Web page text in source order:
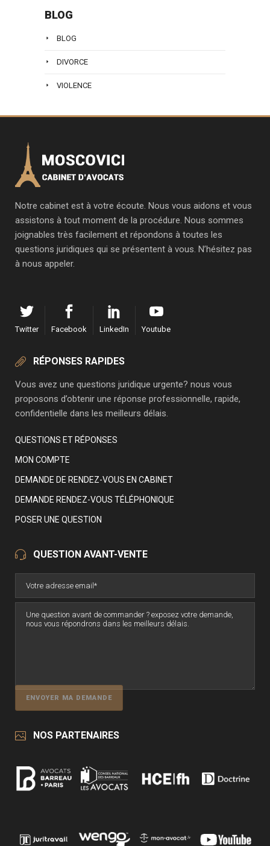
BLOG
BLOG
DIVORCE
VIOLENCE
Notre cabinet est à votre écoute. Nous vous aidons et vous
assistons à tout moment de la procédure. Nous sommes
joignables très facilement et répondons à toutes les
questions juridiques qui se présentent à vous. N’hésitez pas
à nous appeler.
Twitter Facebook LinkedIn Youtube
RÉPONSES RAPIDES
Vous avez une questions juridique urgente? nous vous
proposons d’obtenir une réponse professionnelle, rapide,
confidentielle dans les meilleurs délais.
QUESTIONS ET RÉPONSES
MON COMPTE
DEMANDE DE RENDEZ-VOUS EN CABINET
DEMANDE RENDEZ-VOUS TÉLÉPHONIQUE
POSER UNE QUESTION
QUESTION AVANT-VENTE
NOS PARTENAIRES